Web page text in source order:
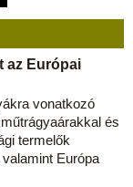
az Európai
vonatkozó
és
termelők
Európa